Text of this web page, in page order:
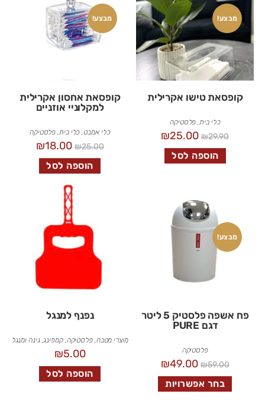
מבצע!
קופסאת טישו אקרילית
כלי בית פלסטיקה
₪29.90
₪25.00
הוספה לסל
מבצע!
קופסאת אחסון אקרילית
למקלוניי אוזניים
כלי אמבט כלי בית פלסטיקה
₪25.00
₪18.00
הוספה לסל
מבצע!
פח אשפה פלסטיק 5 ליטר
דגם PURE
פלסטיקה
₪59.00
₪49.00
בחר אפשרויות
נפנף למנגל
מוצרי מטבח,פלסטיקה,קמפינג, גינה ומנגל
₪5.00
הוספה לסל